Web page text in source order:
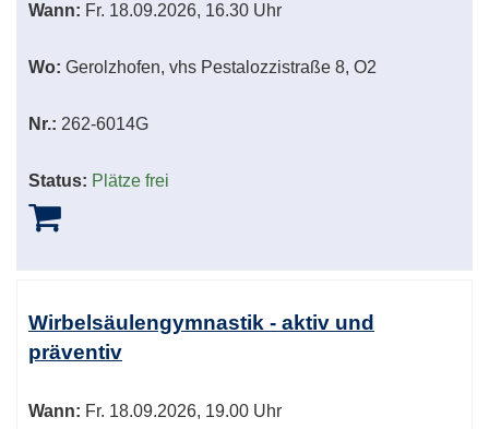
Wann: Fr. 18.09.2026, 16.30 Uhr
Wo: Gerolzhofen, vhs Pestalozzistraße 8, O2
Nr.: 262-6014G
Status: Plätze frei
Wirbelsäulengymnastik - aktiv und
präventiv
Wann: Fr. 18.09.2026, 19.00 Uhr